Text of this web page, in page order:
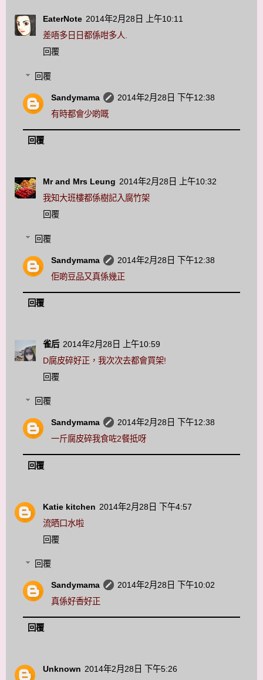
EaterNote 2014年2月28日 上午10:11
差唔多日日都係咁多人.
回覆
回覆
Sandymama
2014年2月28日 下午12:38
有時都會少啲嘅
回覆
Mr and Mrs Leung 2014年2月28日 上午10:32
我知大班樓都係樹記入腐竹架
回覆
回覆
Sandymama
2014年2月28日 下午12:38
佢啲豆品又真係幾正
回覆
雀后 2014年2月28日 上午10:59
D腐皮碎好正，我次次去都會買架!
回覆
回覆
Sandymama
2014年2月28日 下午12:38
一斤腐皮碎我食咗2餐抵呀
回覆
Katie kitchen 2014年2月28日 下午4:57
流晒口水啦
回覆
回覆
Sandymama
2014年2月28日 下午10:02
真係好香好正
回覆
Unknown 2014年2月28日 下午5:26